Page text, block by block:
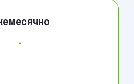
-